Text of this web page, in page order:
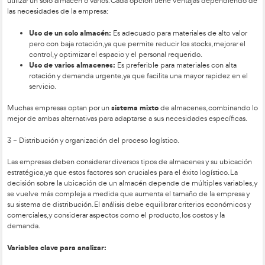
El diseño logístico debe abarcar una serie de facetas, estas
muy importante en laFP en Transporte y Logísticacomo
En logística, es crucial definir adecuadamente la unidad de
agrupa productos pequeños para facilitar su manejo,
como la resistencia, estabilidad y facilidad de manipulación.
carga debe especificar detalles clave en varias áreas:
Transporte:
expedición.